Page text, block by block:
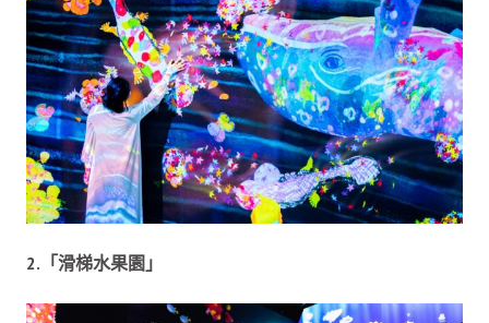
2.「滑梯水果園」